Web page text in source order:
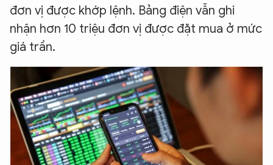
đơn vị được khớp lệnh. Bảng điện vẫn ghi
nhận hơn 10 triệu đơn vị được đặt mua ở mức
giá trần.